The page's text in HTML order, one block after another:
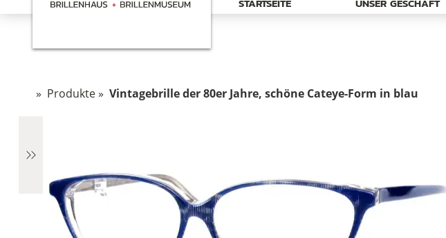
» Produkte» Vintagebrille der 80er Jahre, schöne Cateye-Form in blau